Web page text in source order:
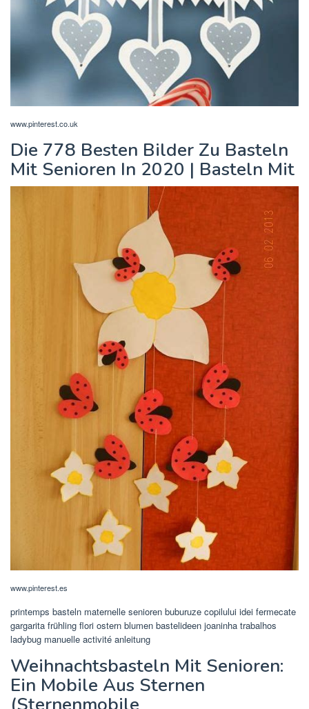
www.pinterest.co.uk
Die 778 Besten Bilder Zu Basteln
Mit Senioren In 2020 | Basteln Mit
www.pinterest.es
printemps basteln maternelle senioren buburuze copilului idei fermecate
gargarita frühling flori ostern blumen bastelideen joaninha trabalhos
ladybug manuelle activité anleitung
Weihnachtsbasteln Mit Senioren:
Ein Mobile Aus Sternen